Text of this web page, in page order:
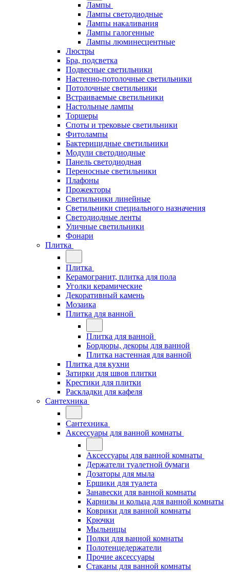
Лампы
Лампы светодиодные
Лампы накаливания
Лампы галогенные
Лампы люминесцентные
Люстры
Бра, подсветка
Подвесные светильники
Настенно-потолочные светильники
Потолочные светильники
Встраиваемые светильники
Настольные лампы
Торшеры
Споты и трековые светильники
Фитолампы
Бактерицидные светильники
Модули светодиодные
Панель светодиодная
Переносные светильники
Плафоны
Прожекторы
Светильники линейные
Светильники специального назначения
Светодиодные ленты
Уличные светильники
Фонари
Плитка
Плитка
Керамогранит, плитка для пола
Уголки керамические
Декоративный камень
Мозаика
Плитка для ванной
Плитка для ванной
Бордюры, декоры для ванной
Плитка настенная для ванной
Плитка для кухни
Затирки для швов плитки
Крестики для плитки
Раскладки для кафеля
Сантехника
Сантехника
Аксессуары для ванной комнаты
Аксессуары для ванной комнаты
Держатели туалетной бумаги
Дозаторы для мыла
Ершики для туалета
Занавески для ванной комнаты
Карнизы и кольца для ванной комнаты
Коврики для ванной комнаты
Крючки
Мыльницы
Полки для ванной комнаты
Полотенцедержатели
Прочие аксессуары
Стаканы для ванной комнаты